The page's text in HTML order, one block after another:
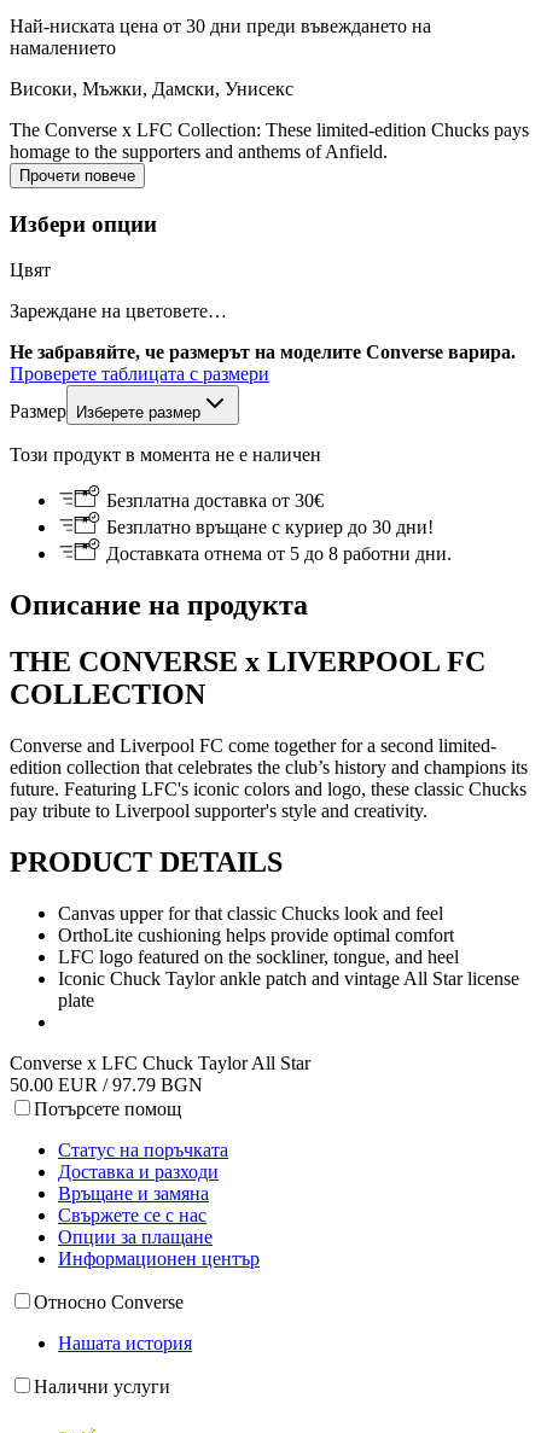
Най-ниската цена от 30 дни преди въвеждането на
намалението
Високи, Мъжки, Дамски, Унисекс
The Converse x LFC Collection: These limited-edition Chucks pays
homage to the supporters and anthems of Anfield.
Прочети повече
Избери опции
Цвят
Зареждане на цветовете…
Не забравяйте, че размерът на моделите Converse варира.
Проверете таблицата с размери
Размер
Изберете размер
Този продукт в момента не е наличен
Безплатна доставка от 30€
Безплатно връщане с куриер до 30 дни!
Доставката отнема от 5 до 8 работни дни.
Описание на продукта
THE CONVERSE x LIVERPOOL FC
COLLECTION
Converse and Liverpool FC come together for a second limited-
edition collection that celebrates the club’s history and champions its
future. Featuring LFC's iconic colors and logo, these classic Chucks
pay tribute to Liverpool supporter's style and creativity.
PRODUCT DETAILS
Canvas upper for that classic Chucks look and feel
OrthoLite cushioning helps provide optimal comfort
LFC logo featured on the sockliner, tongue, and heel
Iconic Chuck Taylor ankle patch and vintage All Star license
plate
Converse x LFC Chuck Taylor All Star
50.00 EUR / 97.79 BGN
Потърсете помощ
Статус на поръчката
Доставка и разходи
Връщане и замяна
Свържете се с нас
Опции за плащане
Информационен център
Относно Converse
Нашата история
Налични услуги